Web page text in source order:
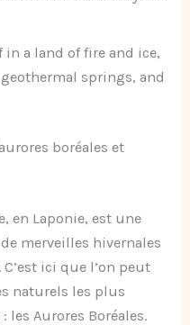
in a land of fire and ice,
springs, and
boréales et
en Laponie, est une
merveilles hivernales
ici que l’on peut
naturels les plus
Aurores Boréales.